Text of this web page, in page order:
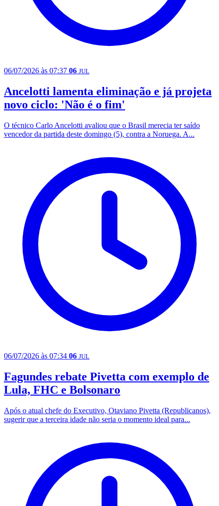
06/07/2026 às 07:37 06 JUL
Ancelotti lamenta eliminação e já projeta
novo ciclo: 'Não é o fim'
O técnico Carlo Ancelotti avaliou que o Brasil merecia ter saído
vencedor da partida deste domingo (5), contra a Noruega. A...
06/07/2026 às 07:34 06 JUL
Fagundes rebate Pivetta com exemplo de
Lula, FHC e Bolsonaro
Após o atual chefe do Executivo, Otaviano Pivetta (Republicanos),
sugerir que a terceira idade não seria o momento ideal para...